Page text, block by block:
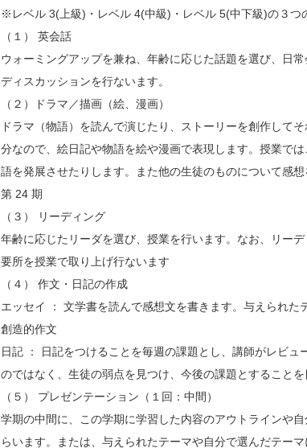
※レベル 3(上級)・レベル 4(中級)・レベル 5(中下級)の３つ
（１） 英会話
ウォーミングアップを兼ね、年齢に応じた話題を選び、日
ディスカッションを行ないます。
（２）ドラマ／描画（絵、漫画）
ドラマ（物語）を読んで演じたり、ストーリーを創作して
分なので、絵日記や物語を絵や漫画で表現します。授業で
語を発展させたりします。また他の生徒のものについて感想
第 24 期
（３） リーディング
年齢に応じたリーダを選び、授業を行います。なお、リーデ
要所を授業で取り上げ行ないます
（４） 作文・日記の作成
エッセイ ： 文学書を読んで感想文を書きます。与えられた
創造的作文
日記 ： 日記をつけることを毎週の課題とし、講師がレビュ
のではなく、生徒の弱点を見つけ、今後の課題とすることを
（５） プレゼンテーション（１回：中間）
学期の中間に、この学期に学習した内容のアウトラインや
らいます。または、与えられたテーマや自分で選んだテー